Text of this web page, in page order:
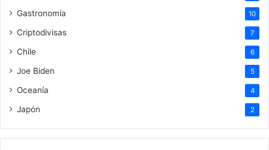
Gastronomía 10
Criptodivisas 7
Chile 6
Joe Biden 5
Oceanía 4
Japón 2